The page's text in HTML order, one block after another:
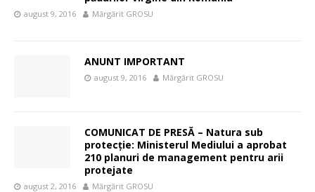
august 9, 2016 Mărgărit GROSU
ANUNT IMPORTANT
august 9, 2016 Mărgărit GROSU
COMUNICAT DE PRESĂ – Natura sub
protecție: Ministerul Mediului a aprobat
210 planuri de management pentru arii
protejate
august 2, 2016 Mărgărit GROSU